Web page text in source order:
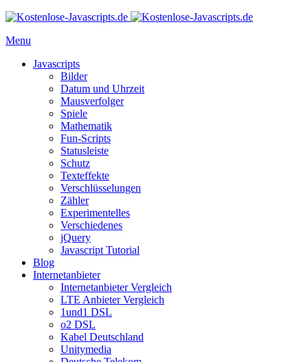
Menu
Javascripts
Bilder
Datum und Uhrzeit
Mausverfolger
Spiele
Mathematik
Fun-Scripts
Statusleiste
Schutz
Texteffekte
Verschlüsselungen
Zähler
Experimentelles
Verschiedenes
jQuery
Javascript Tutorial
Blog
Internetanbieter
Internetanbieter Vergleich
LTE Anbieter Vergleich
1und1 DSL
o2 DSL
Kabel Deutschland
Unitymedia